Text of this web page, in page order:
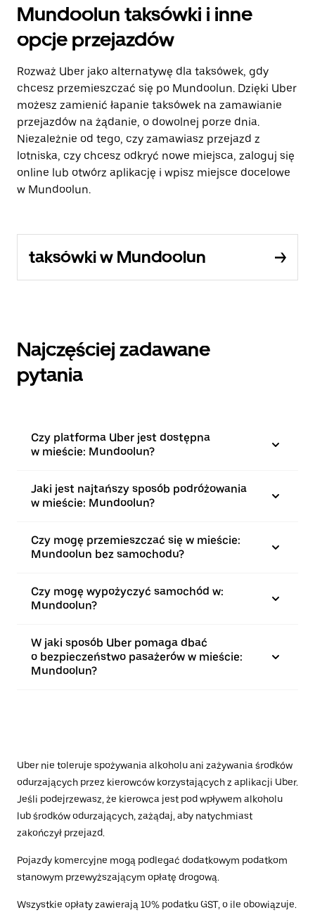
Mundoolun taksówki i inne
opcje przejazdów
Rozważ Uber jako alternatywę dla taksówek, gdy
chcesz przemieszczać się po Mundoolun. Dzięki Uber
możesz zamienić łapanie taksówek na zamawianie
przejazdów na żądanie, o dowolnej porze dnia.
Niezależnie od tego, czy zamawiasz przejazd z
lotniska, czy chcesz odkryć nowe miejsca, zaloguj się
online lub otwórz aplikację i wpisz miejsce docelowe
w Mundoolun.
taksówki w Mundoolun
Najczęściej zadawane
pytania
Czy platforma Uber jest dostępna
w mieście: Mundoolun?
Jaki jest najtańszy sposób podróżowania
w mieście: Mundoolun?
Czy mogę przemieszczać się w mieście:
Mundoolun bez samochodu?
Czy mogę wypożyczyć samochód w:
Mundoolun?
W jaki sposób Uber pomaga dbać
o bezpieczeństwo pasażerów w mieście:
Mundoolun?
Uber nie toleruje spożywania alkoholu ani zażywania środków
odurzających przez kierowców korzystających z aplikacji Uber.
Jeśli podejrzewasz, że kierowca jest pod wpływem alkoholu
lub środków odurzających, zażądaj, aby natychmiast
zakończył przejazd.
Pojazdy komercyjne mogą podlegać dodatkowym podatkom
stanowym przewyższającym opłatę drogową.
Wszystkie opłaty zawierają 10% podatku GST, o ile obowiązuje.